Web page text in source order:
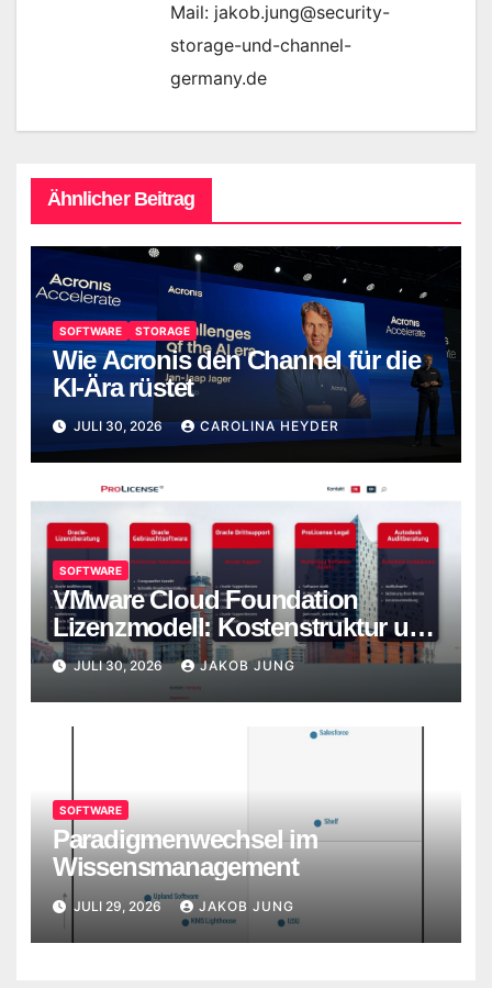
Mail: jakob.jung@security-
storage-und-channel-
germany.de
Ähnlicher Beitrag
SOFTWARE STORAGE
Wie Acronis den Channel für die
KI-Ära rüstet
JULI 30, 2026 CAROLINA HEYDER
SOFTWARE
VMware Cloud Foundation
Lizenzmodell: Kostenstruktur und
Alternativen
JULI 30, 2026 JAKOB JUNG
SOFTWARE
Paradigmenwechsel im
Wissensmanagement
JULI 29, 2026 JAKOB JUNG